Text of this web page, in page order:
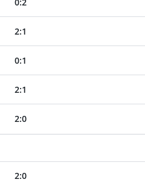
2:1
0:1
2:1
2:0
2:0